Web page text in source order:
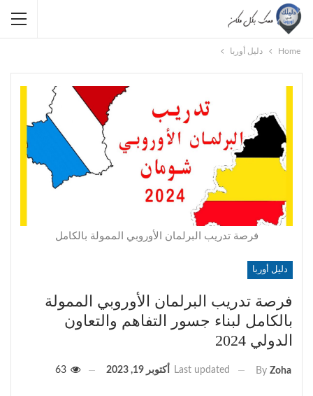
Home دليل أوربا
فرصة تدريب البرلمان الأوروبي الممولة بالكامل
دليل أوربا
فرصة تدريب البرلمان الأوروبي الممولة
بالكامل لبناء جسور التفاهم والتعاون
الدولي 2024
By Zoha
Last updated أكتوبر 19, 2023